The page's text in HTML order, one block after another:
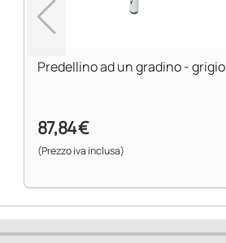
Predellino ad un gradino - grigio
87,84 €
(Prezzo iva inclusa)